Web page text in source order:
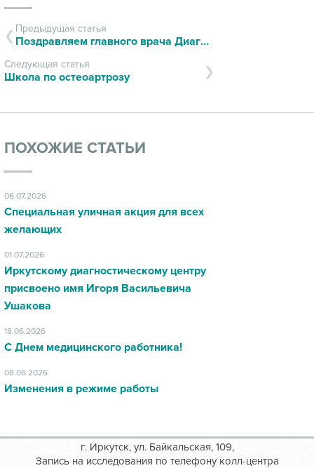
Предыдущая статья
Поздравляем главного врача Диагностического центра с юбилеем!
Следующая статья
Школа по остеоартрозу
ПОХОЖИЕ СТАТЬИ
06.07.2026
Специальная уличная акция для всех
желающих
01.07.2026
Иркутскому диагностическому центру
присвоено имя Игоря Васильевича
Ушакова
18.06.2026
С Днем медицинского работника!
08.06.2026
Изменения в режиме работы
г. Иркутск, ул. Байкальская, 109,
Запись на исследования по телефону колл-центра